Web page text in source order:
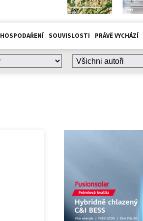
HOSPODAŘENÍ SOUVISLOSTI PRÁVĚ VYCHÁZÍ